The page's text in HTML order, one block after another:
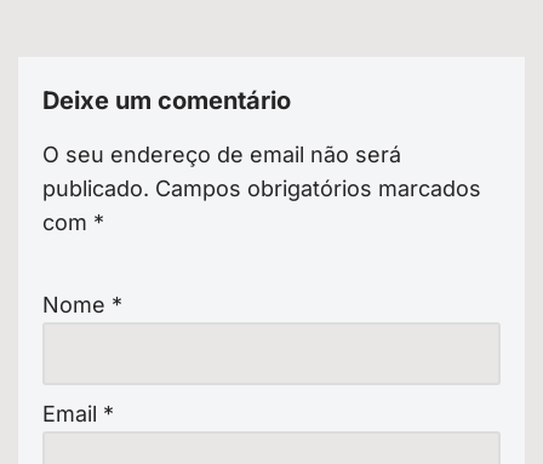
Deixe um comentário
O seu endereço de email não será
publicado. Campos obrigatórios marcados
com *
Nome *
Email *